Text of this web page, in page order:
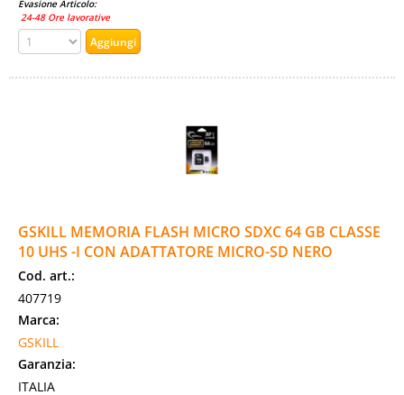
Evasione Articolo:
24-48 Ore lavorative
GSKILL MEMORIA FLASH MICRO SDXC 64 GB CLASSE
10 UHS -I CON ADATTATORE MICRO-SD NERO
Cod. art.:
407719
Marca:
GSKILL
Garanzia:
ITALIA